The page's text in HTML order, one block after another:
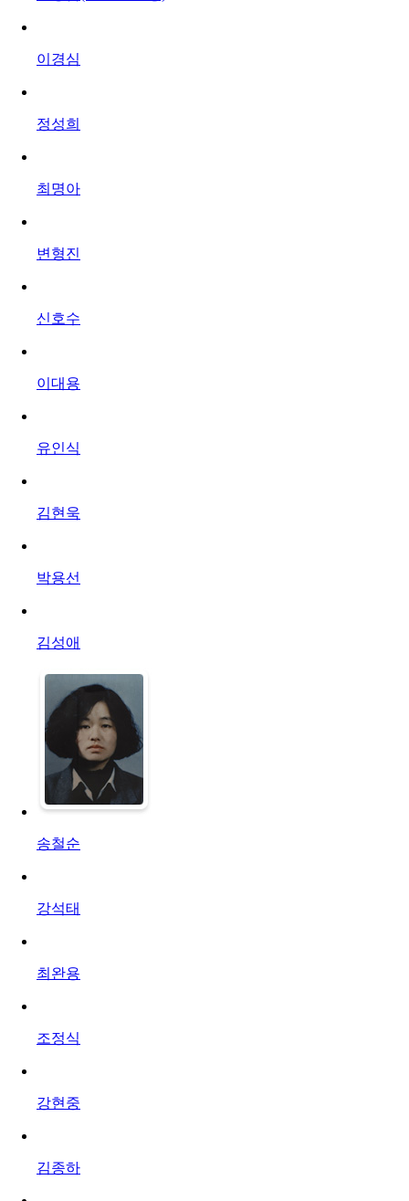
이경심
정성희
최명아
변형진
신호수
이대용
유인식
김현욱
박용선
김성애
송철순
강석태
최완용
조정식
강현중
김종하